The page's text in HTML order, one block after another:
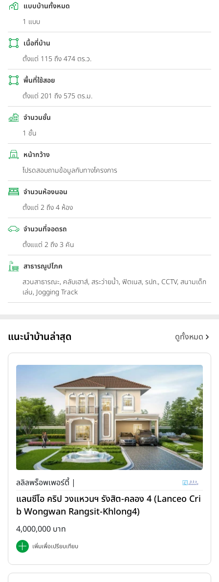
แบบบ้านทั้งหมด
1 แบบ
เนื้อที่บ้าน
ตั้งแต่ 115 ถึง 474 ตร.ว.
พื้นที่ใช้สอย
ตั้งแต่ 201 ถึง 575 ตร.ม.
จำนวนชั้น
1 ชั้น
หน้ากว้าง
โปรดสอบถามข้อมูลกับทางโครงการ
จำนวนห้องนอน
ตั้งแต่ 2 ถึง 4 ห้อง
จำนวนที่จอดรถ
ตั้งแแต่ 2 ถึง 3 คัน
สาธารณูปโภค
สวนสาธารณะ, คลับเฮาส์, สระว่ายน้ำ, ฟิตเนส, รปภ., CCTV, สนามเด็ก
เล่น, Jogging Track
แนะนำบ้านล่าสุด ดูทั้งหมด
ลลิลพร็อพเพอร์ตี้ |
แลนซีโอ คริป วงแหวนฯ รังสิต-คลอง 4 (Lanceo Cri
b Wongwan Rangsit-Khlong4)
4,000,000 บาท
เพิ่มเพื่อเปรียบเทียบ